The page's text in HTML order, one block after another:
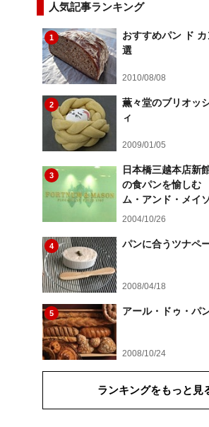
人気記事ランキング
1
おすすめパン ド
選
2010/08/08
2
薫々堂のブリオッ
ィ
2009/01/05
3
日本橋三越本店新
の食パンを愉しむ
ム・アンド・メイ
2004/10/26
4 パンに合うツナペ
2008/04/18
5 アール・ドゥ・パ
2008/10/24
ランキングをもっと見